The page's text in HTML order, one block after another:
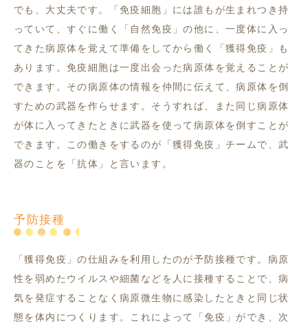
でも、大丈夫です。「免疫細胞」には誰もが生まれつき持
っていて、すぐに働く「自然免疫」の他に、一度体に入っ
てきた病原体を覚えて準備をしてから働く「獲得免疫」も
あります。免疫細胞は一度出会った病原体を覚えることが
できます。その病原体の情報を仲間に伝えて、病原体を倒
すための武器を作らせます。そうすれば、また同じ病原体
が体に入ってきたときに武器を使って病原体を倒すことが
できます。この働きをするのが「獲得免疫」チームで、武
器のことを「抗体」と言います。
予防接種
「獲得免疫」の仕組みを利用したのが予防接種です。病原
性を弱めたウイルスや細菌などを人に接種することで、病
気を発症することなく病原微生物に感染したときと同じ状
態を体内につくります。これによって「免疫」ができ、次